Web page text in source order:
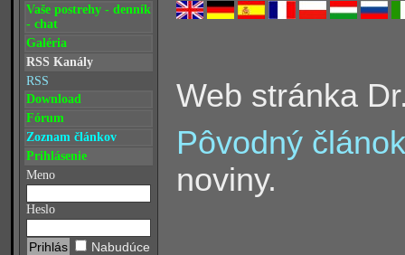
Vaše postrehy - denník
- chat
Galéria
RSS Kanály
RSS
Download
Fórum
Zoznam článkov
Prihlásenie
Meno
Heslo
Nabudúce
Web stránka
Pôvodný článok
noviny.